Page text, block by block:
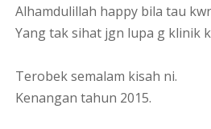
Alhamdulillah happy bila tau
Yang tak sihat jgn lupa g klinik
Terobek semalam kisah ni.
Kenangan tahun 2015.